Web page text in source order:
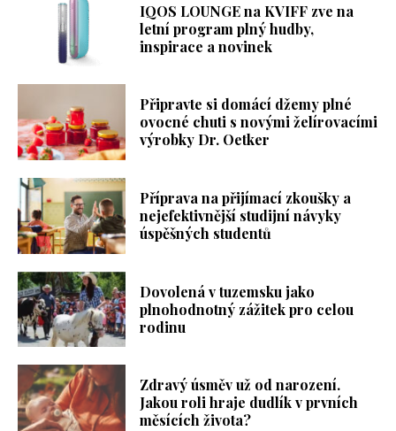
IQOS LOUNGE na KVIFF zve na
letní program plný hudby,
inspirace a novinek
Připravte si domácí džemy plné
ovocné chuti s novými želírovacími
výrobky Dr. Oetker
Příprava na přijímací zkoušky a
nejefektivnější studijní návyky
úspěšných studentů
Dovolená v tuzemsku jako
plnohodnotný zážitek pro celou
rodinu
Zdravý úsměv už od narození.
Jakou roli hraje dudlík v prvních
měsících života?